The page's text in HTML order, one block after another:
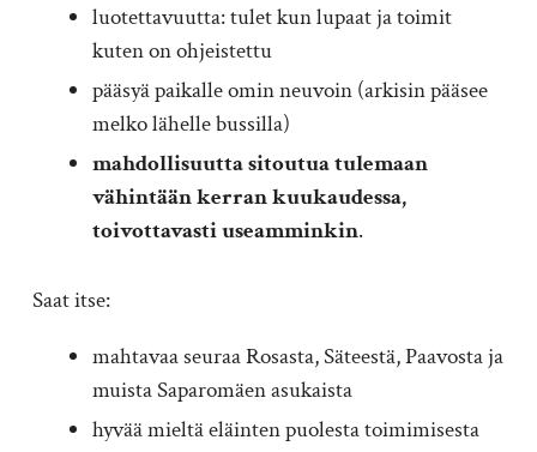
luotettavuutta: tulet kun lupaat ja toimit
kuten on ohjeistettu
pääsyä paikalle omin neuvoin (arkisin pääsee
melko lähelle bussilla)
mahdollisuutta sitoutua tulemaan
vähintään kerran kuukaudessa,
toivottavasti useamminkin.
Saat itse:
mahtavaa seuraa Rosasta, Säteestä, Paavosta ja
muista Saparomäen asukaista
hyvää mieltä eläinten puolesta toimimisesta